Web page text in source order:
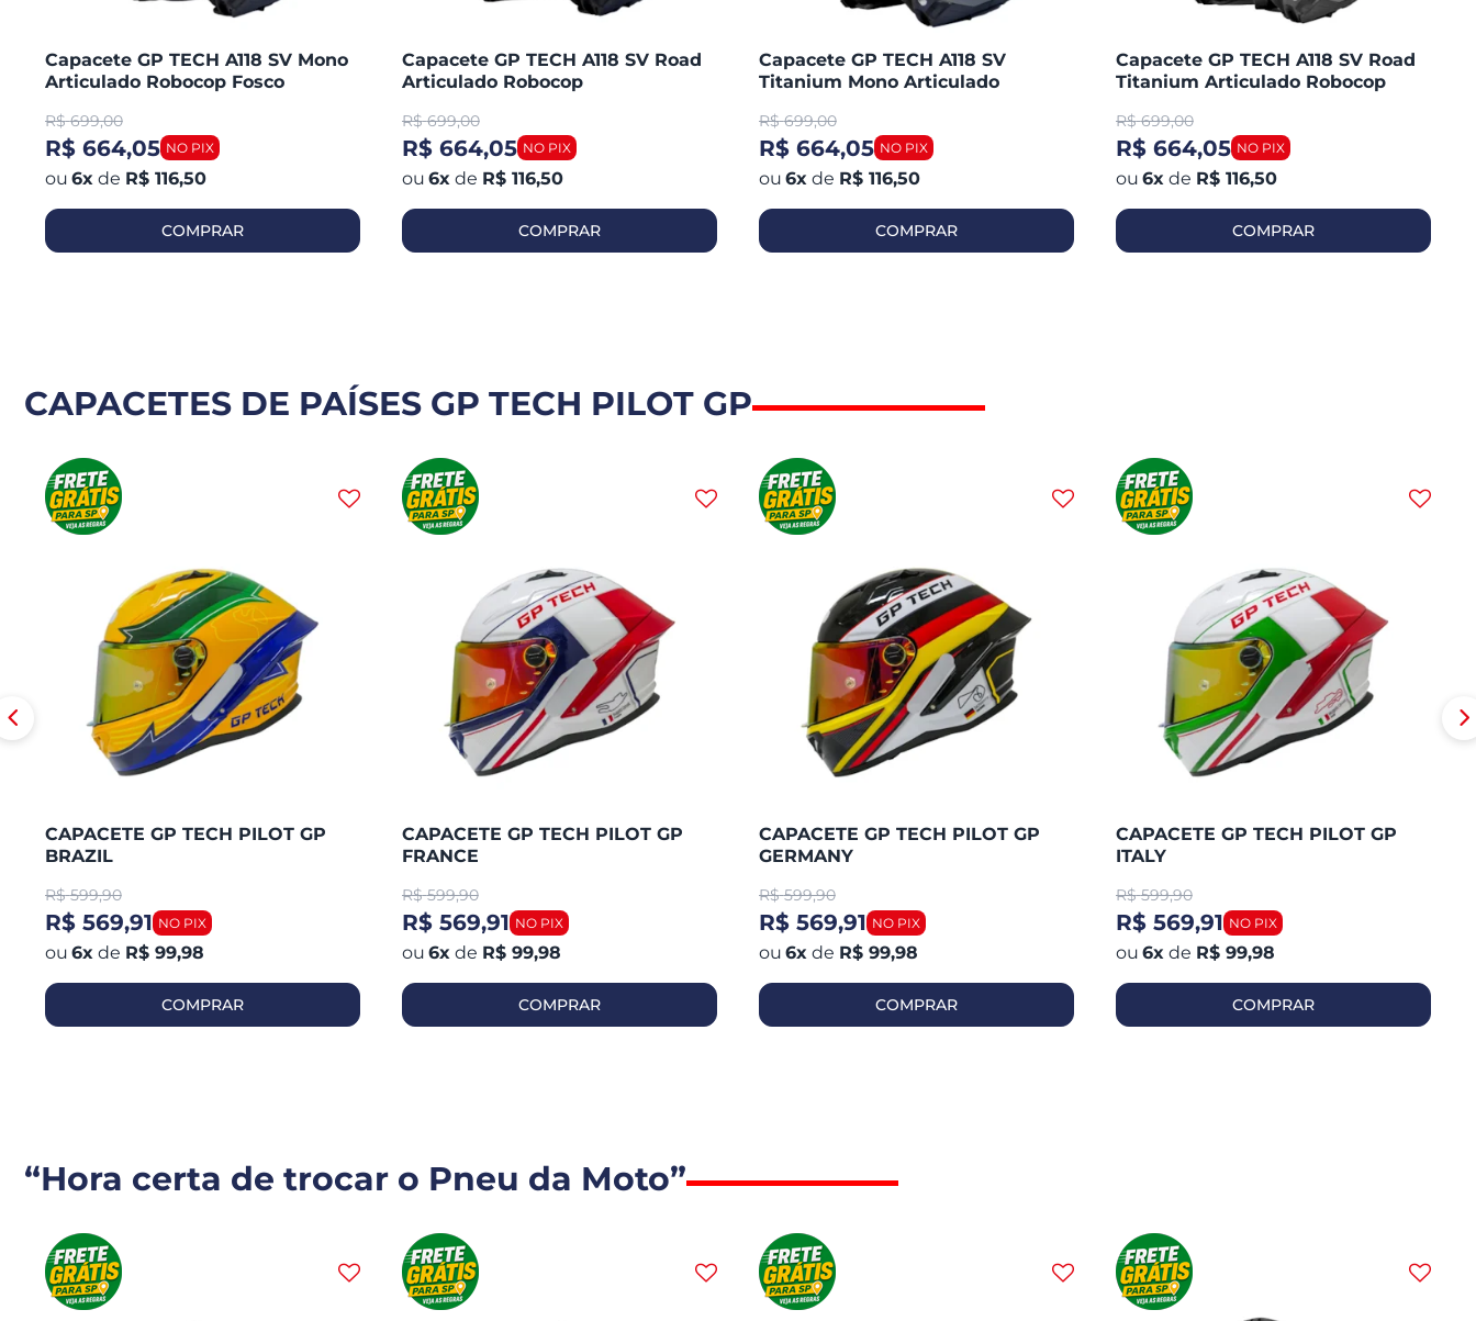
Capacete GP TECH A118 SV Mono
Articulado Robocop Fosco
R$ 699,00
R$ 664,05
6x de R$ 116,50
COMPRAR
Capacete GP TECH A118 SV Road
Articulado Robocop
R$ 699,00
R$ 664,05
6x de R$ 116,50
COMPRAR
Capacete GP TECH A118 SV
Titanium Mono Articulado
R$ 699,00
R$ 664,05
6x de R$ 116,50
COMPRAR
Capacete GP TECH A118 SV Road
Titanium Articulado Robocop
R$ 699,00
R$ 664,05
6x de R$ 116,50
COMPRAR
CAPACETES DE PAÍSES GP TECH PILOT GP
CAPACETE GP TECH PILOT GP
BRAZIL
R$ 599,90
R$ 569,91
6x de R$ 99,98
COMPRAR
CAPACETE GP TECH PILOT GP
FRANCE
R$ 599,90
R$ 569,91
6x de R$ 99,98
COMPRAR
CAPACETE GP TECH PILOT GP
GERMANY
R$ 599,90
R$ 569,91
6x de R$ 99,98
COMPRAR
CAPACETE GP TECH PILOT GP
ITALY
R$ 599,90
R$ 569,91
6x de R$ 99,98
COMPRAR
“Hora certa de trocar o Pneu da Moto”